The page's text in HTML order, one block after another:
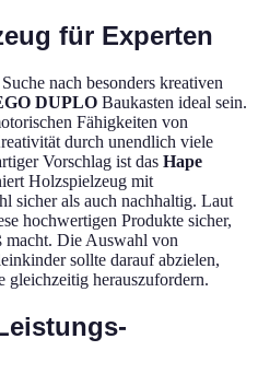
für Experten
nach besonders kreativen
DUPLO Baukasten ideal sein.
Fähigkeiten von
durch unendlich viele
Vorschlag ist das Hape
Holzspielzeug mit
sicher als auch nachhaltig. Laut
hochwertigen Produkte sicher,
macht. Die Auswahl von
sollte darauf abzielen,
gleichzeitig herauszufordern.